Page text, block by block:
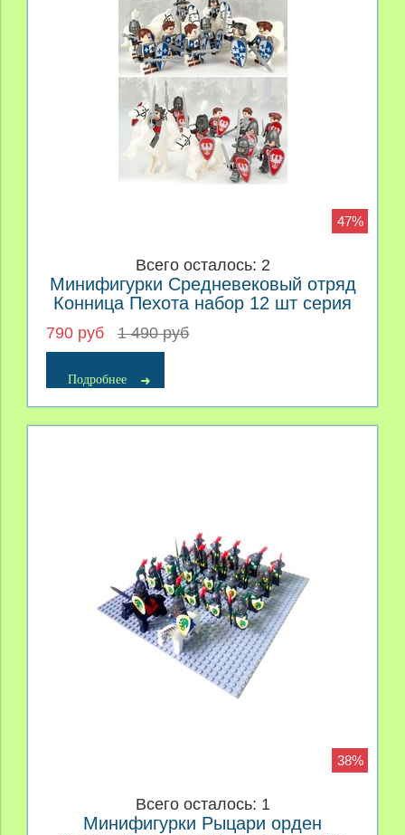
47%
Всего осталось: 2
Минифигурки Средневековый отряд
Конница Пехота набор 12 шт серия
467
790 руб 1 490 руб
Подробнее
38%
Всего осталось: 1
Минифигурки Рыцари орден